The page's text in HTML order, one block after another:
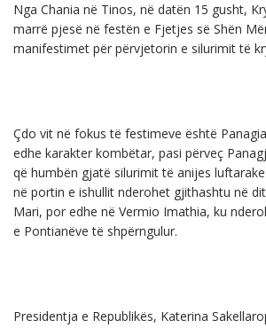
Nga Chania në Tinos, në datën 15 gusht,
marrë pjesë në festën e Fjetjes së Shën
manifestimet për përvjetorin e silurimit të
Çdo vit në fokus të festimeve është
edhe karakter kombëtar, pasi përveç
që humbën gjatë silurimit të anijes
në portin e ishullit nderohet gjithashtu në
Mari, por edhe në Vermio Imathia, ku
e Pontianëve të shpërngulur.
Presidentja e Republikës, Katerina